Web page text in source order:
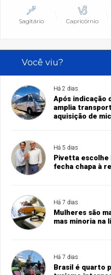
Sagitário Capricórnio
Você viu?
Há 2 dias
Após indicação
amplia
aquisição de
Há 5 dias
Pivetta escolhe
fecha chapa à
Há 7 dias
Mulheres são
mas minoria na
Há 7 dias
Brasil é quarto